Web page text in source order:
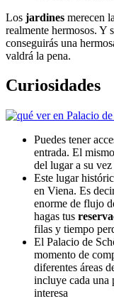
Los jardines merecen
realmente hermosos. Y
conseguirás una
valdrá la pena.
Curiosidades
Puedes tener
entrada. El
del lugar a su
Este lugar
en Viena. Es
enorme de flujo
hagas tus
filas y tiempo
El Palacio de
momento de
diferentes áreas
incluye cada una
interesa